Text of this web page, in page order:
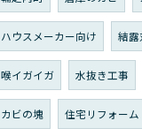
ハウスメーカー向け 結露
喉イガイガ 水抜き工事
カビの塊 住宅リフォーム